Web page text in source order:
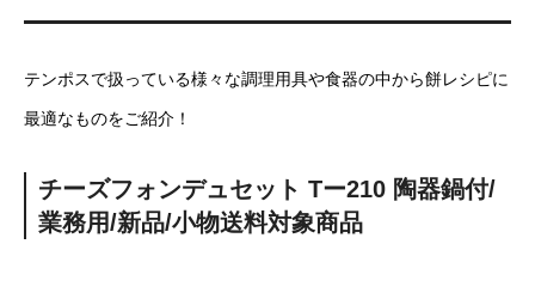
テンポスで扱っている様々な調理用具や食器の中から餅レシピに
最適なものをご紹介！
チーズフォンデュセット Tー210 陶器鍋付/
業務用/新品/小物送料対象商品